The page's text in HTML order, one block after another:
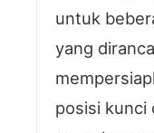
untuk
yang
posisi kunci